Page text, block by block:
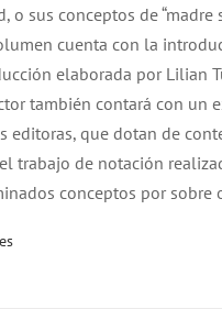
sus conceptos de “madre
cuenta con la
elaborada por Lilian
también contará con un
editoras, que dotan de
trabajo de notación
conceptos por sobre